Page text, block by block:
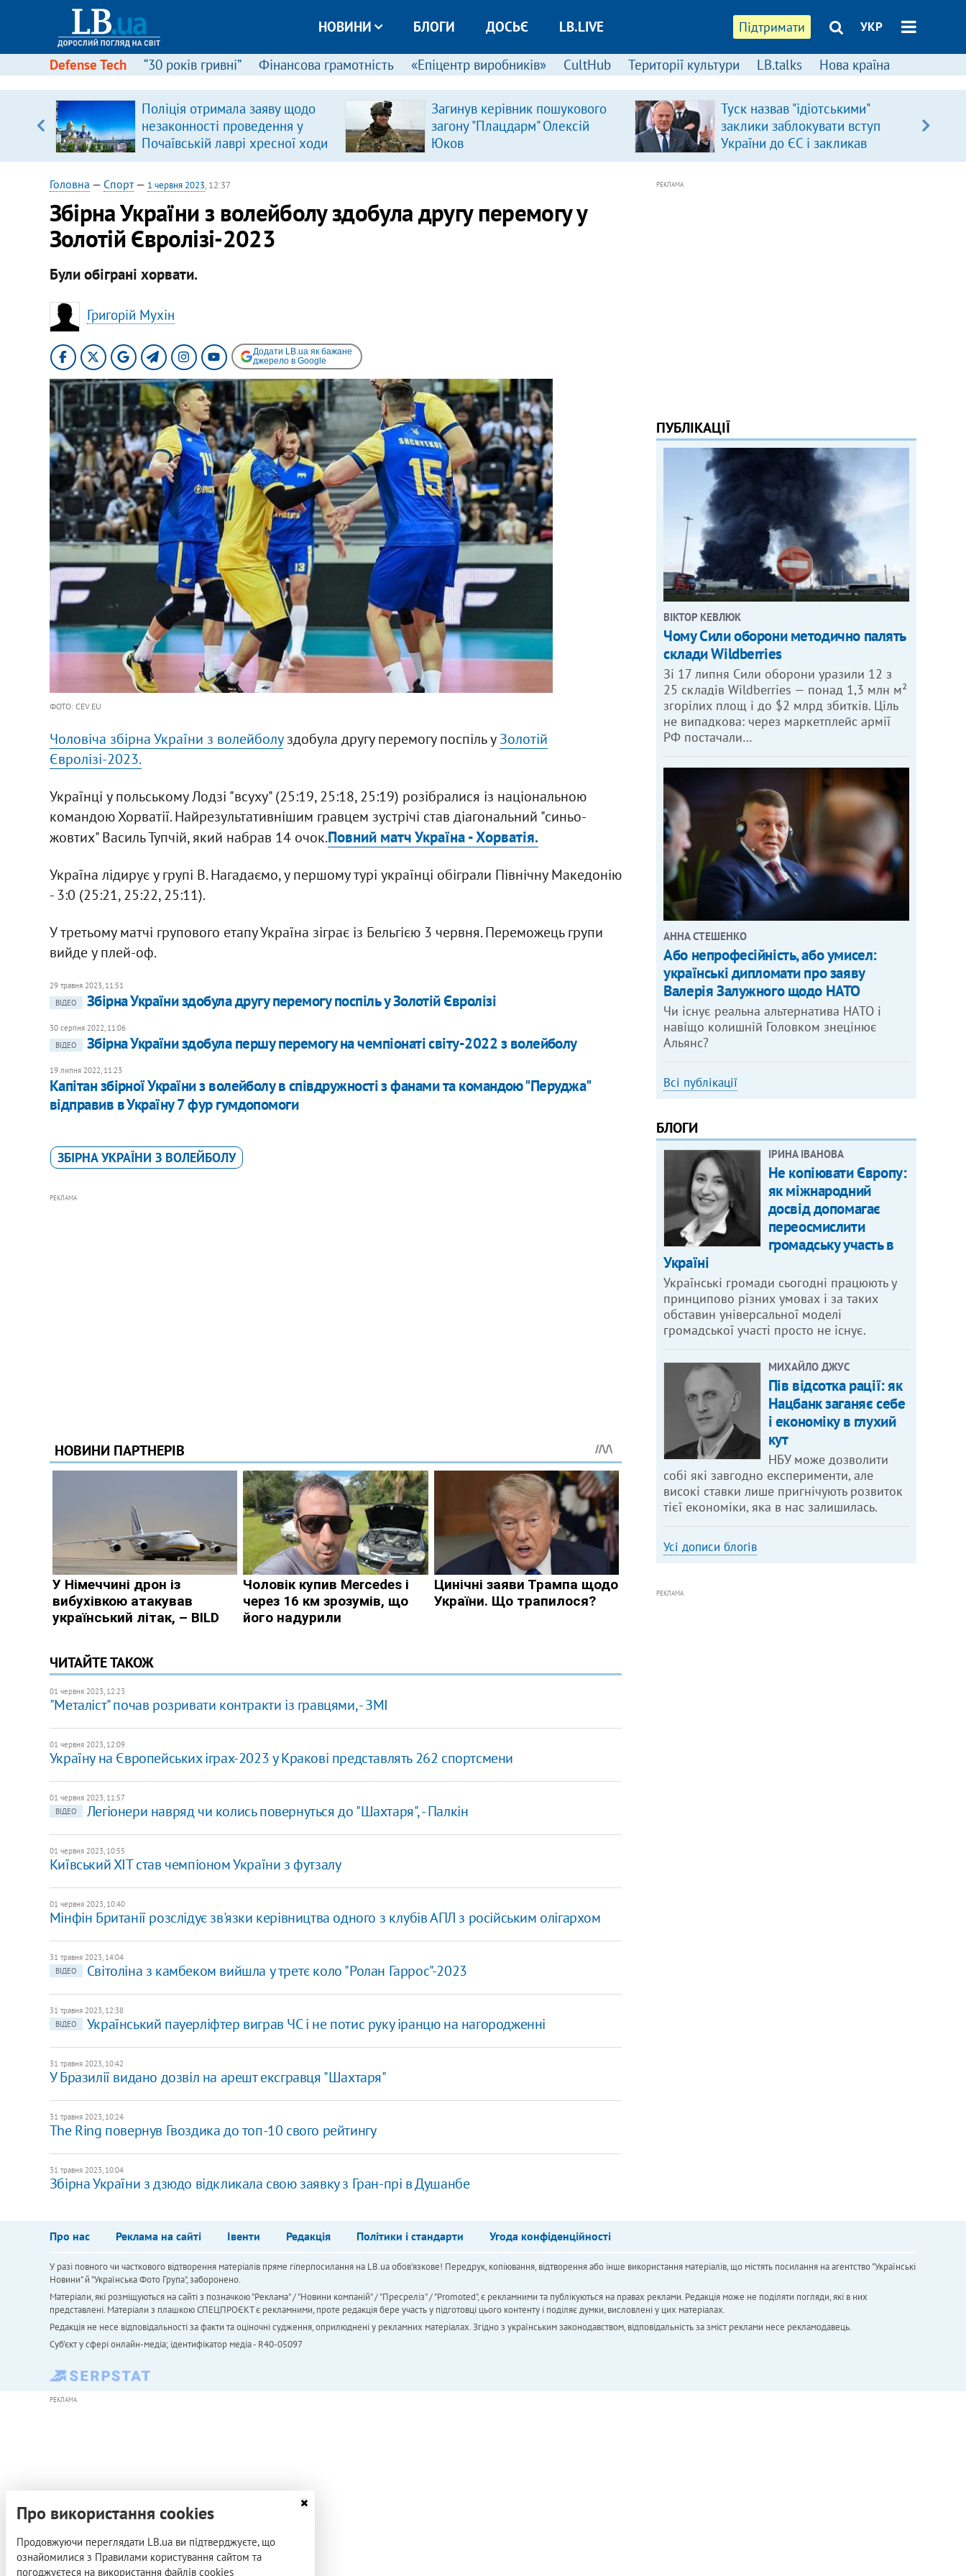
Підтримати УКР
НОВИНИ БЛОГИ ДОСЬЄ LB.LIVE
Defense Tech “30 років гривні” Фінансова грамотність «Епіцентр виробників» CultHub Території культури LB.talks Нова країна
Поліція отримала заяву щодо
незаконності проведення у
Почаївській лаврі хресної ходи
Загинув керівник пошукового
загону "Плацдарм" Олексій
Юков
Туск назвав "ідіотськими"
заклики заблокувати вступ
України до ЄС і закликав
припинити антиукраїнську
Головна — Спорт— 1 червня 2023, 12:37
Збірна України з волейболу здобула другу перемогу у
Золотій Євролізі-2023
Були обіграні хорвати.
Григорій Мухін
Додати LB.ua як бажане
джерело в Google
ФОТО: CEV.EU
Чоловіча збірна України з волейболуздобула другу перемогу поспіль уЗолотій
Євролізі-2023.
Українці у польському Лодзі "всуху" (25:19, 25:18, 25:19) розібралися із національною
командою Хорватії. Найрезультативнішим гравцем зустрічі став діагональний "синьо-
жовтих" Василь Тупчій, який набрав 14 очок.Повний матч Україна - Хорватія.
Україна лідирує у групі В. Нагадаємо, у першому турі українці обіграли Північну Македонію
- 3:0 (25:21, 25:22, 25:11).
У третьому матчі групового етапу Україна зіграє із Бельгією 3 червня. Переможець групи
вийде у плей-оф.
29 травня 2023, 11:51
ВІДЕО
Збірна України здобула другу перемогу поспіль у Золотій Євролізі
30 серпня 2022, 11:06
ВІДЕО
Збірна України здобула першу перемогу на чемпіонаті світу-2022 з волейболу
19 липня 2022, 11:23
Капітан збірної України з волейболу в співдружності з фанами та командою "Перуджа"
відправив в Україну 7 фур гумдопомоги
ЗБІРНА УКРАЇНИ З ВОЛЕЙБОЛУ
РЕКЛАМА
ЧИТАЙТЕ ТАКОЖ
01 червня 2023, 12:23
"Металіст" почав розривати контракти із гравцями, - ЗМІ
01 червня 2023, 12:09
Україну на Європейських іграх-2023 у Кракові представлять 262 спортсмени
01 червня 2023, 11:57
ВІДЕО
Легіонери навряд чи колись повернуться до "Шахтаря", - Палкін
01 червня 2023, 10:55
Київський ХІТ став чемпіоном України з футзалу
01 червня 2023, 10:40
Мінфін Британії розслідує зв'язки керівництва одного з клубів АПЛ з російським олігархом
31 травня 2023, 14:04
ВІДЕО
Світоліна з камбеком вийшла у третє коло "Ролан Гаррос"-2023
31 травня 2023, 12:38
ВІДЕО
Український пауерліфтер виграв ЧС і не потис руку іранцю на нагородженні
31 травня 2023, 10:42
У Бразилії видано дозвіл на арешт ексгравця "Шахтаря"
31 травня 2023, 10:24
The Ring повернув Гвоздика до топ-10 свого рейтингу
31 травня 2023, 10:04
Збірна України з дзюдо відкликала свою заявку з Гран-прі в Душанбе
РЕКЛАМА
ПУБЛІКАЦІЇ
ВІКТОР КЕВЛЮК
Чому Сили оборони методично палять
склади Wildberries
Зі 17 липня Сили оборони уразили 12 з
25 складів Wildberries — понад 1,3 млн м²
згорілих площ і до $2 млрд збитків. Ціль
не випадкова: через маркетплейс армії
РФ постачали…
АННА СТЕШЕНКО
Або непрофесійність, або умисел:
українські дипломати про заяву
Валерія Залужного щодо НАТО
Чи існує реальна альтернатива НАТО і
навіщо колишній Головком знецінює
Альянс?
Всі публікації
БЛОГИ
ІРИНА ІВАНОВА
Не копіювати Європу:
як міжнародний
досвід допомагає
переосмислити
громадську участь в
Україні
Українські громади сьогодні працюють у
принципово різних умовах і за таких
обставин універсальної моделі
громадської участі просто не існує.
МИХАЙЛО ДЖУС
Пів відсотка рації: як
Нацбанк заганяє себе
і економіку в глухий
кут
НБУ може дозволити
собі які завгодно експерименти, але
високі ставки лише пригнічують розвиток
тієї економіки, яка в нас залишилась.
Усі дописи блогів
РЕКЛАМА
Про нас Реклама на сайті Івенти Редакція Політики і стандарти Угода конфіденційності
У разі повного чи часткового відтворення матеріалів пряме гіперпосилання на LB.ua обов'язкове! Передрук, копіювання, відтворення або інше використання матеріалів, що містять посилання на агентство "Українськi
Новини" й "Українська Фото Група", заборонено.
Матеріали, які розміщуються на сайті з позначкою "Реклама" / "Новини компаній" / "Пресреліз" / "Promoted", є рекламними та публікуються на правах реклами. Редакція може не поділяти погляди, які в них
представлені. Матеріали з плашкою СПЕЦПРОЄКТ є рекламними, проте редакція бере участь у підготовці цього контенту і поділяє думки, висловлені у цих матеріалах.
Редакція не несе відповідальності за факти та оціночні судження, оприлюднені у рекламних матеріалах. Згідно з українським законодавством, відповідальність за зміст реклами несе рекламодавець.
Cуб'єкт у сфері онлайн-медіа; ідентифікатор медіа - R40-05097
РЕКЛАМА
Про використання cookies
Продовжуючи переглядати LB.ua ви підтверджуєте, що
ознайомилися з Правилами користування сайтом та
погоджуєтеся на використання файлів cookies